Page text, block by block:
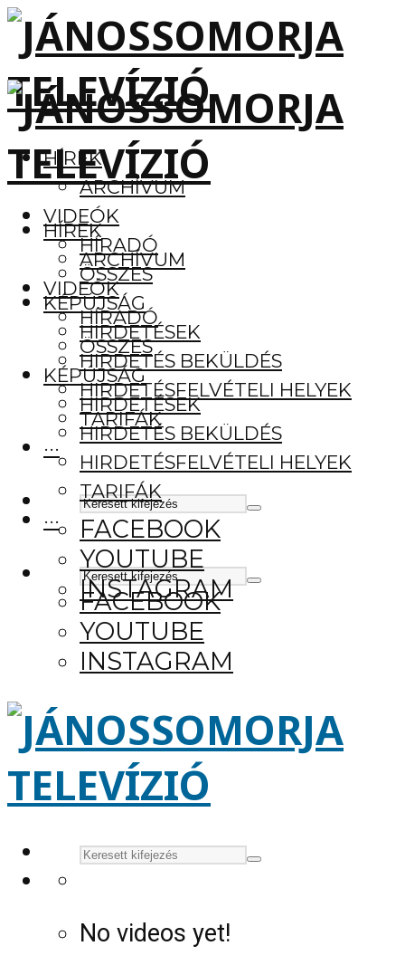
HÍREK
ARCHÍVUM
VIDEÓK
HÍRADÓ
ÖSSZES
KÉPÚJSÁG
HIRDETÉSEK
HIRDETÉS BEKÜLDÉS
HIRDETÉSFELVÉTELI HELYEK
TARIFÁK
···
FACEBOOK
YOUTUBE
INSTAGRAM
HÍREK
ARCHÍVUM
VIDEÓK
HÍRADÓ
ÖSSZES
KÉPÚJSÁG
HIRDETÉSEK
HIRDETÉS BEKÜLDÉS
HIRDETÉSFELVÉTELI HELYEK
TARIFÁK
···
FACEBOOK
YOUTUBE
INSTAGRAM
No videos yet!